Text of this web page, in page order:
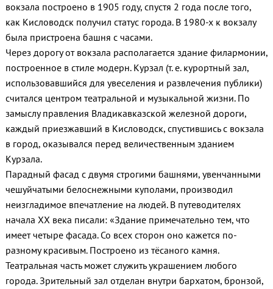
вокзала построено в 1905 году, спустя 2 года после того,
как Кисловодск получил статус города. В 1980-х к вокзалу
была пристроена башня с часами.
Через дорогу от вокзала располагается здание филармонии,
построенное в стиле модерн. Курзал (т. е. курортный зал,
использовавшийся для увеселения и развлечения публики)
считался центром театральной и музыкальной жизни. По
замыслу правления Владикавказской железной дороги,
каждый приезжавший в Кисловодск, спустившись с вокзала
в город, оказывался перед величественным зданием
Курзала.
Парадный фасад с двумя строгими башнями, увенчанными
чешуйчатыми белоснежными куполами, производил
неизгладимое впечатление на людей. В путеводителях
начала XX века писали: «Здание примечательно тем, что
имеет четыре фасада. Со всех сторон оно кажется по-
разному красивым. Построено из тёсаного камня.
Театральная часть может служить украшением любого
города. Зрительный зал отделан внутри бархатом, бронзой,